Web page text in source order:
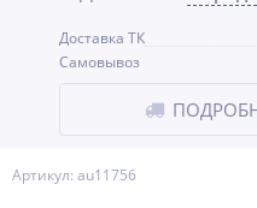
Артикул: au11756
Доставка ТК
Самовывоз